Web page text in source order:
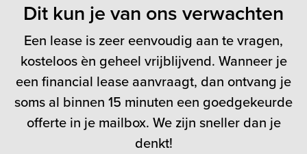
Dit kun je van ons verwachten
Een lease is zeer eenvoudig aan te vragen,
kosteloos èn geheel vrijblijvend. Wanneer je
een financial lease aanvraagt, dan ontvang je
soms al binnen 15 minuten een goedgekeurde
offerte in je mailbox. We zijn sneller dan je
denkt!